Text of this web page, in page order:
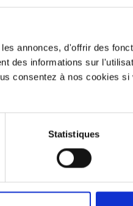
annonces, d'offrir des
des informations sur
consentez à nos cookies
Statistiques